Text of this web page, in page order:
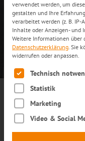
DEIN
verwendet werden, um
gestalten und Ihre
verarbeitet werden (z. B. IP-
Inhalte oder Anzeigen- und
Weitere Informationen über
Datenschutzerklärung. Sie
widerrufen oder anpassen.
Es folgt eine Liste
Technisch
Statistik
Marketing
Video & Social